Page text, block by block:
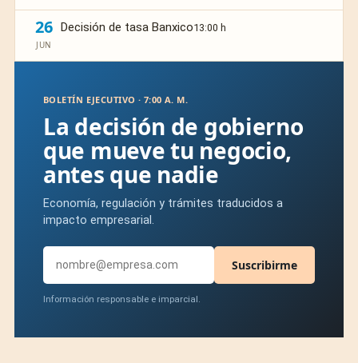
26
JUN
Decisión de tasa Banxico13:00 h
BOLETÍN EJECUTIVO · 7:00 A. M.
La decisión de gobierno
que mueve tu negocio,
antes que nadie
Economía, regulación y trámites traducidos a
impacto empresarial.
Suscribirme
Información responsable e imparcial.